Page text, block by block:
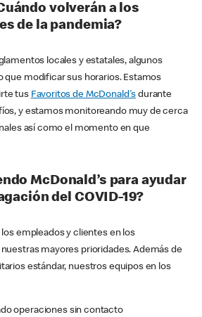
volverán a los
de la pandemia?
locales y estatales, algunos
que modificar sus horarios. Estamos
tus Favoritos de McDonald's durante
y estamos monitoreando muy de cerca
así como el momento en que
McDonald’s para ayudar
del COVID-19?
los empleados y clientes en los
mayores prioridades. Además de
estándar, nuestros equipos en los
operaciones sin contacto